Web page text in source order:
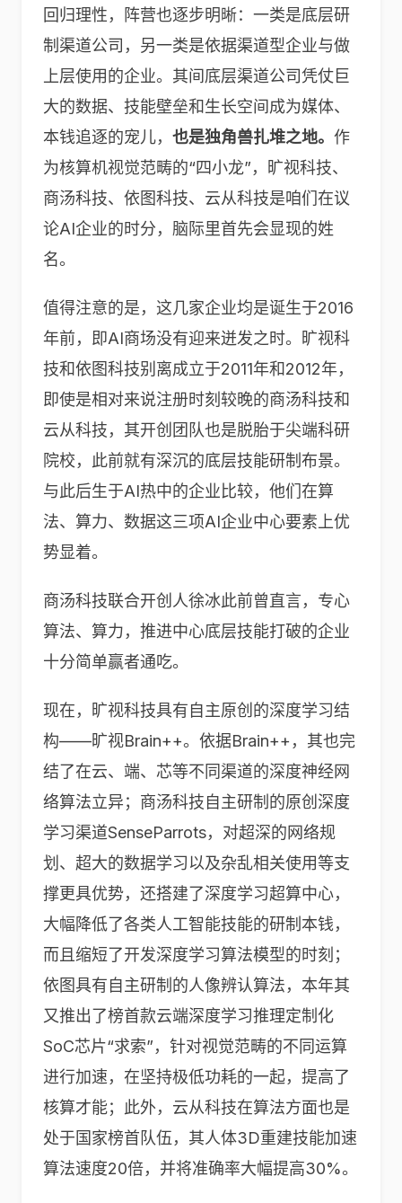
回归理性，阵营也逐步明晰：一类是底层研
制渠道公司，另一类是依据渠道型企业与做
上层使用的企业。其间底层渠道公司凭仗巨
大的数据、技能壁垒和生长空间成为媒体、
本钱追逐的宠儿， 也是独角兽扎堆之地。 作
为核算机视觉范畴的“四小龙”，旷视科技、
商汤科技、依图科技、云从科技是咱们在议
论AI企业的时分，脑际里首先会显现的姓
名。
值得注意的是，这几家企业均是诞生于2016
年前，即AI商场没有迎来迸发之时。旷视科
技和依图科技别离成立于2011年和2012年，
即使是相对来说注册时刻较晚的商汤科技和
云从科技，其开创团队也是脱胎于尖端科研
院校，此前就有深沉的底层技能研制布景。
与此后生于AI热中的企业比较，他们在算
法、算力、数据这三项AI企业中心要素上优
势显着。
商汤科技联合开创人徐冰此前曾直言，专心
算法、算力，推进中心底层技能打破的企业
十分简单赢者通吃。
现在，旷视科技具有自主原创的深度学习结
构——旷视Brain++。依据Brain++，其也完
结了在云、端、芯等不同渠道的深度神经网
络算法立异；商汤科技自主研制的原创深度
学习渠道SenseParrots，对超深的网络规
划、超大的数据学习以及杂乱相关使用等支
撑更具优势，还搭建了深度学习超算中心，
大幅降低了各类人工智能技能的研制本钱，
而且缩短了开发深度学习算法模型的时刻；
依图具有自主研制的人像辨认算法，本年其
又推出了榜首款云端深度学习推理定制化
SoC芯片“求索”，针对视觉范畴的不同运算
进行加速，在坚持极低功耗的一起，提高了
核算才能；此外，云从科技在算法方面也是
处于国家榜首队伍，其人体3D重建技能加速
算法速度20倍，并将准确率大幅提高30%。